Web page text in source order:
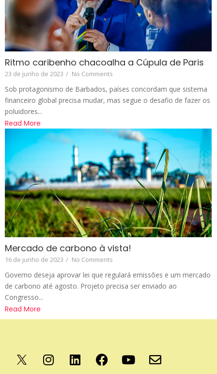
Ritmo caribenho chacoalha a Cúpula de Paris
23 de junho de 2023 / No Comments
Sob protagonismo de Barbados, países concordam que sistema
financeiro global precisa mudar, mas segue o desafio de fazer os
poluidores...
Read More
Mercado de carbono à vista!
16 de junho de 2023 / No Comments
Governo deseja aprovar lei que regulará emissões e um mercado
de carbono até agosto. Projeto precisa ser enviado ao
Congresso...
Read More